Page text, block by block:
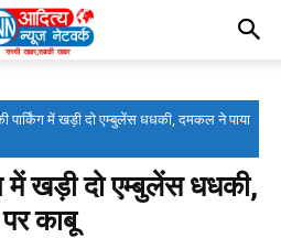
पार्किंग में खड़ी दो एम्बुलेंस धधकी, दमकल ने पाया
में खड़ी दो एम्बुलेंस धधकी,
काबू